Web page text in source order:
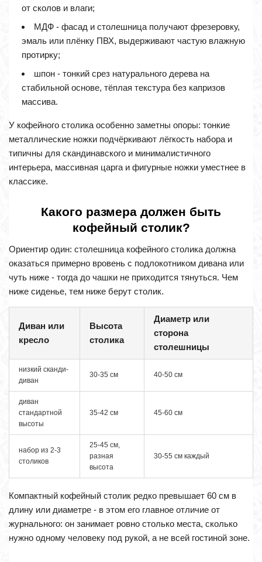
от сколов и влаги;
МДФ - фасад и столешница получают фрезеровку,
эмаль или плёнку ПВХ, выдерживают частую влажную
протирку;
шпон - тонкий срез натурального дерева на
стабильной основе, тёплая текстура без капризов
массива.
У кофейного столика особенно заметны опоры: тонкие
металлические ножки подчёркивают лёгкость набора и
типичны для скандинавского и минималистичного
интерьера, массивная царга и фигурные ножки уместнее в
классике.
Какого размера должен быть
кофейный столик?
Ориентир один: столешница кофейного столика должна
оказаться примерно вровень с подлокотником дивана или
чуть ниже - тогда до чашки не приходится тянуться. Чем
ниже сиденье, тем ниже берут столик.
Диван или
кресло
Высота
столика
Диаметр или
сторона
столешницы
низкий сканди-
диван
30-35 см 40-50 см
диван
стандартной
высоты
35-42 см 45-60 см
набор из 2-3
столиков
25-45 см,
разная
высота
30-55 см каждый
Компактный кофейный столик редко превышает 60 см в
длину или диаметре - в этом его главное отличие от
журнального: он занимает ровно столько места, сколько
нужно одному человеку под рукой, а не всей гостиной зоне.